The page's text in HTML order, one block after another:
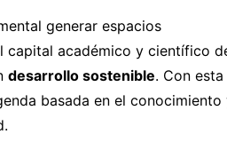
generar espacios
capital académico y científico
desarrollo sostenible. Con esta
basada en el conocimiento